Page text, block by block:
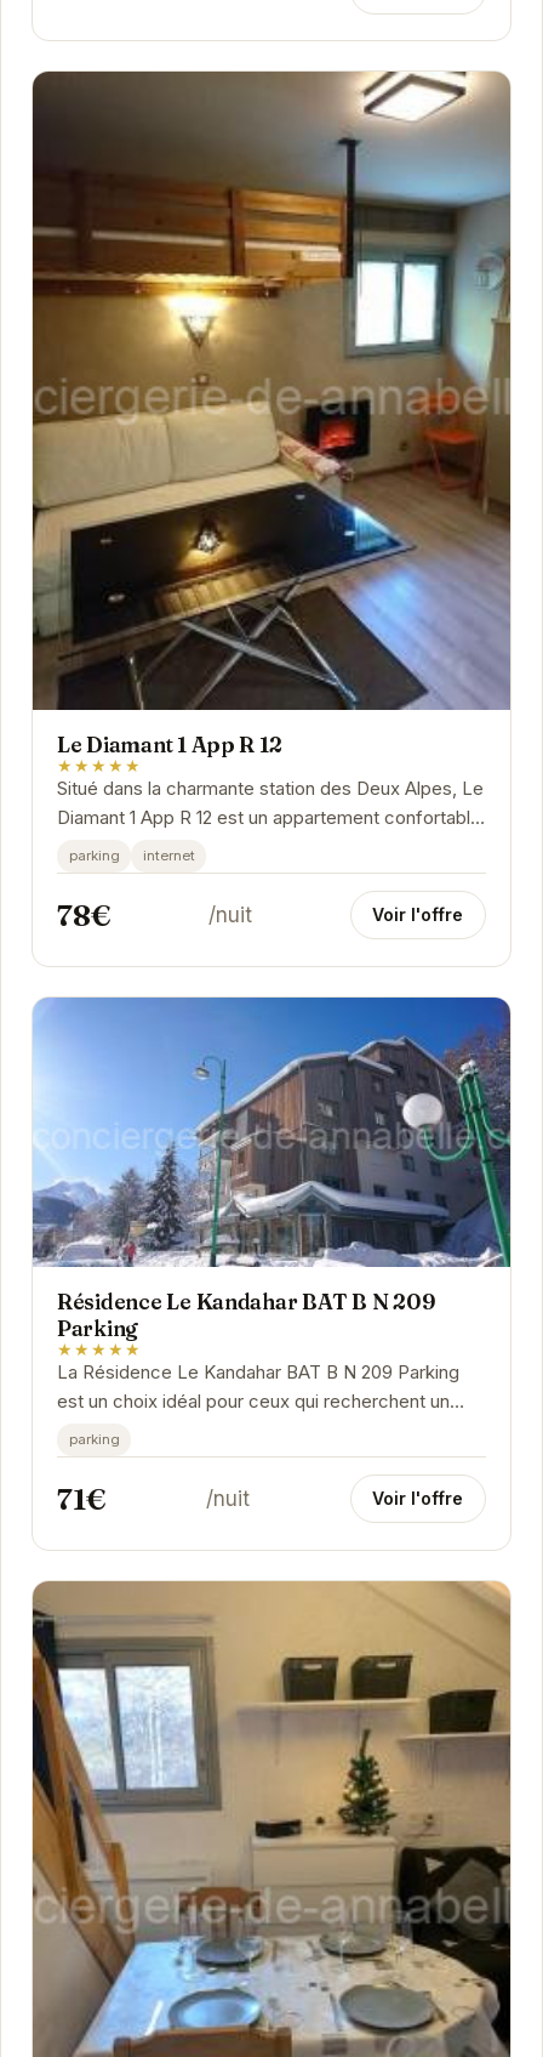
Le Diamant 1 App R 12
★★★★★
Situé dans la charmante station des Deux Alpes, Le
Diamant 1 App R 12 est un appartement confortable
et bien équipé. Il offre un accès facile aux...
parking internet
78€ /nuit Voir l'offre
Résidence Le Kandahar BAT B N 209
Parking
★★★★★
La Résidence Le Kandahar BAT B N 209 Parking
est un choix idéal pour ceux qui recherchent un
hébergement confortable et bien situé aux Deux...
parking
71€ /nuit Voir l'offre